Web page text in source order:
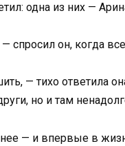
одна из них —
спросил он, когда
— тихо ответила
но и там
нее — и впервые в